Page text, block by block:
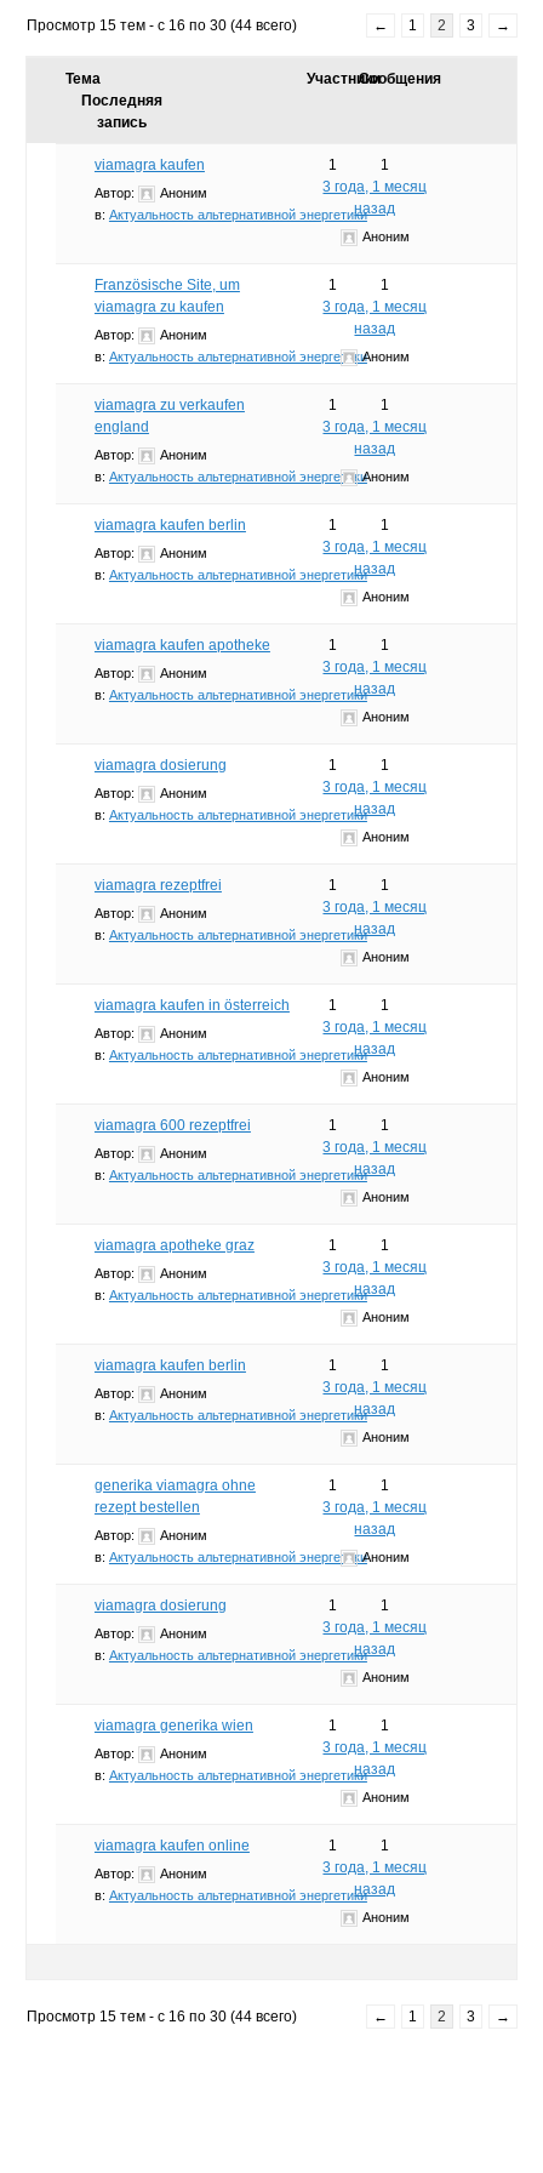
Просмотр 15 тем - с 16 по 30 (44 всего) ← 1 2 3 →
Тема УчастникиСообщения
Последняя
запись
viamagra kaufen
Автор:
Аноним
в: Актуальность альтернативной энергетики
1
1
3 года, 1 месяц
назад
Аноним
Französische Site, um
viamagra zu kaufen
Автор:
Аноним
в: Актуальность альтернативной энергетики
1
1
3 года, 1 месяц
назад
Аноним
viamagra zu verkaufen
england
Автор:
Аноним
в: Актуальность альтернативной энергетики
1
1
3 года, 1 месяц
назад
Аноним
viamagra kaufen berlin
Автор:
Аноним
в: Актуальность альтернативной энергетики
1
1
3 года, 1 месяц
назад
Аноним
viamagra kaufen apotheke
Автор:
Аноним
в: Актуальность альтернативной энергетики
1
1
3 года, 1 месяц
назад
Аноним
viamagra dosierung
Автор:
Аноним
в: Актуальность альтернативной энергетики
1
1
3 года, 1 месяц
назад
Аноним
viamagra rezeptfrei
Автор:
Аноним
в: Актуальность альтернативной энергетики
1
1
3 года, 1 месяц
назад
Аноним
viamagra kaufen in österreich
Автор:
Аноним
в: Актуальность альтернативной энергетики
1
1
3 года, 1 месяц
назад
Аноним
viamagra 600 rezeptfrei
Автор:
Аноним
в: Актуальность альтернативной энергетики
1
1
3 года, 1 месяц
назад
Аноним
viamagra apotheke graz
Автор:
Аноним
в: Актуальность альтернативной энергетики
1
1
3 года, 1 месяц
назад
Аноним
viamagra kaufen berlin
Автор:
Аноним
в: Актуальность альтернативной энергетики
1
1
3 года, 1 месяц
назад
Аноним
generika viamagra ohne
rezept bestellen
Автор:
Аноним
в: Актуальность альтернативной энергетики
1
1
3 года, 1 месяц
назад
Аноним
viamagra dosierung
Автор:
Аноним
в: Актуальность альтернативной энергетики
1
1
3 года, 1 месяц
назад
Аноним
viamagra generika wien
Автор:
Аноним
в: Актуальность альтернативной энергетики
1
1
3 года, 1 месяц
назад
Аноним
​viamagra kaufen online
Автор:
Аноним
в: Актуальность альтернативной энергетики
1
1
3 года, 1 месяц
назад
Аноним
Просмотр 15 тем - с 16 по 30 (44 всего) ← 1 2 3 →